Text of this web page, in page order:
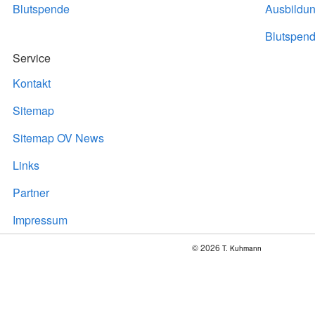
Blutspende
Service
Kontakt
Sitemap
Sitemap OV News
Links
Partner
Impressum
© 2026 T. Kuhmann